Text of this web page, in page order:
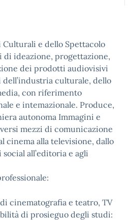
e dello Spettacolo
ideazione, progettazione,
dei prodotti audiovisivi
culturale, dello
con riferimento
e intemazionale. Produce,
autonoma Immagini e
mezzi di comunicazione
cinema alla televisione, dallo
all’editoria e agli
cinematografia e teatro, TV
di prosieguo degli studi: